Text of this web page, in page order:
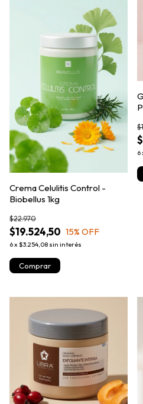
Crema Celulitis Control -
Biobellus 1kg
$19.524,50
$22.970
15% OFF
6x $3.254,08 sin interés
6